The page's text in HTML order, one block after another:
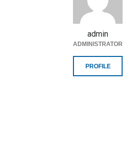
admin
ADMINISTRATOR
PROFILE